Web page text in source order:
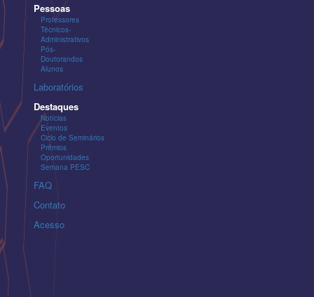
Pessoas
Professores
Técnicos-
Administrativos
Pós-
Doutorandos
Alunos
Laboratórios
Destaques
Notícias
Eventos
Ciclo de Seminários
Prêmios
Oportunidades
Semana PESC
FAQ
Contato
Acesso